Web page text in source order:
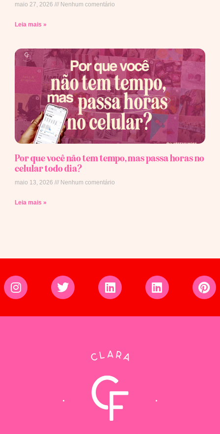
maio 27, 2026 Nenhum comentário
Leia mais »
Por que você não tem tempo, mas passa horas no
celular todo dia?
maio 13, 2026 Nenhum comentário
Leia mais »